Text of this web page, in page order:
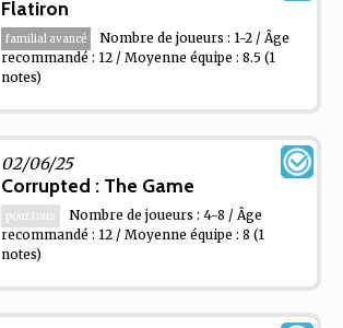
Flatiron
familial avancé
Nombre de joueurs : 1-2 / Âge
recommandé : 12 / Moyenne équipe : 8.5 (1
notes)
02/06/25
Corrupted : The Game
pour tous
Nombre de joueurs : 4-8 / Âge
recommandé : 12 / Moyenne équipe : 8 (1
notes)